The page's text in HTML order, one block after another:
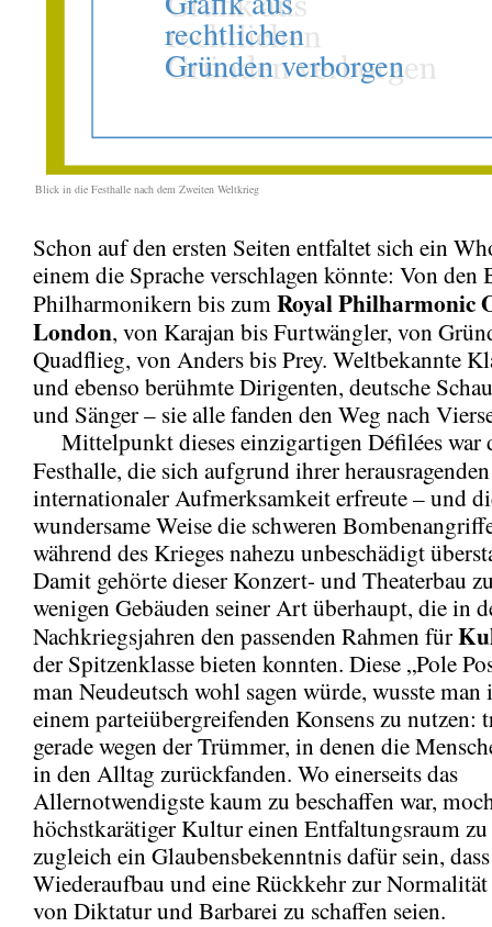
Blick in die Festhalle nach dem Zweiten Weltkrieg
Schon auf den ersten Seiten entfaltet sich ein
einem die Sprache verschlagen könnte: Von den
Philharmonikern bis zum Royal Philharmonic
London, von Karajan bis Furtwängler, von
Quadflieg, von Anders bis Prey. Weltbekannte
und ebenso berühmte Dirigenten, deutsche
und Sänger – sie alle fanden den Weg nach
Mittelpunkt dieses einzigartigen Défilées war
Festhalle, die sich aufgrund ihrer
internationaler Aufmerksamkeit erfreute – und
wundersame Weise die schweren
während des Krieges nahezu unbeschädigt
Damit gehörte dieser Konzert- und Theaterbau
wenigen Gebäuden seiner Art überhaupt, die in
Nachkriegsjahren den passenden Rahmen für
der Spitzenklasse bieten konnten. Diese „Pole
man Neudeutsch wohl sagen würde, wusste
einem parteiübergreifenden Konsens zu nutzen:
gerade wegen der Trümmer, in denen die
in den Alltag zurückfanden. Wo einerseits das
Allernotwendigste kaum zu beschaffen war,
höchstkarätiger Kultur einen Entfaltungsraum
zugleich ein Glaubensbekenntnis dafür sein,
Wiederaufbau und eine Rückkehr zur Normalität
von Diktatur und Barbarei zu schaffen seien.